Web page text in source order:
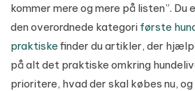
kommer mere og mere på listen”. Du
den overordnede kategori første
praktiske finder du artikler, der
på alt det praktiske omkring
prioritere, hvad der skal købes nu,